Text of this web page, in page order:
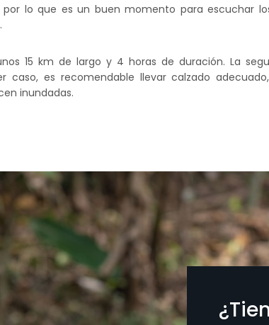
lo que es un buen momento para escuchar
15 km de largo y 4 horas de duración. La
caso, es recomendable llevar calzado
inundadas.